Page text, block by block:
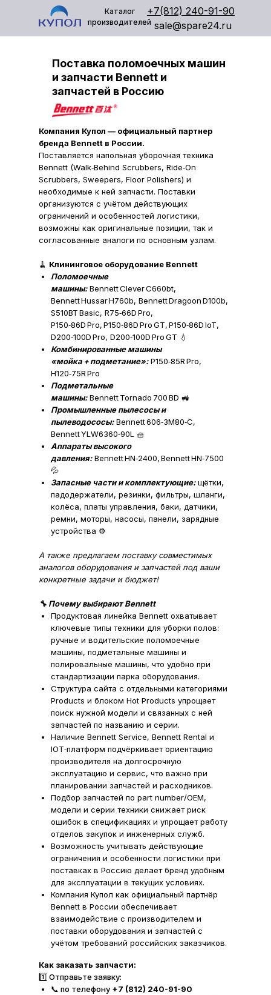
Каталог
производителей sale@spare24.ru
+7(812) 240-91-90
Поставка поломоечных машин
и запчасти Bennett и
запчастей в Россию
Как заказать запчасти:
1️⃣ Отправьте заявку:
📞 по телефону +7 (812) 240-91-90
Компания Купол — официальный партнер
бренда Bennett в России.
Поставляется напольная уборочная техника
Bennett (Walk‑Behind Scrubbers, Ride‑On
Scrubbers, Sweepers, Floor Polishers) и
необходимые к ней запчасти. Поставки
организуются с учётом действующих
ограничений и особенностей логистики,
возможны как оригинальные позиции, так и
согласованные аналоги по основным узлам.
🧹 Клининговое оборудование Bennett
Поломоечные
машины:Bennett Clever C660bt,
Bennett Hussar H760b, Bennett Dragoon D100b,
S510BT Basic, R75‑66D Pro,
P150‑86D Pro, P150‑86D Pro GT, P150‑86D IoT,
D200‑100D Pro, D200‑100D Pro GT 💧
Комбинированные машины
«мойка + подметание»:P150‑85R Pro,
H120‑75R Pro
Подметальные
машины:Bennett Tornado 700 BD 🚜
Промышленные пылесосы и
пылеводососы:Bennett 606‑3M80‑C,
Bennett YLW6360‑90L 🧺
Аппараты высокого
давления:Bennett HN‑2400, Bennett HN‑7500
💦
Запасные части и комплектующие:щётки,
падодержатели, резинки, фильтры, шланги,
колёса, платы управления, баки, датчики,
ремни, моторы, насосы, панели, зарядные
устройства ⚙️
А также предлагаем поставку совместимых
аналогов оборудования и запчастей под ваши
конкретные задачи и бюджет!
🔧 Почему выбирают Bennett
Продуктовая линейка Bennett охватывает
ключевые типы техники для уборки полов:
ручные и водительские поломоечные
машины, подметальные машины и
полировальные машины, что удобно при
стандартизации парка оборудования.
Структура сайта с отдельными категориями
Products и блоком Hot Products упрощает
поиск нужной модели и связанных с ней
запчастей по названию и серии.
Наличие Bennett Service, Bennett Rental и
IOT‑платформ подчёркивает ориентацию
производителя на долгосрочную
эксплуатацию и сервис, что важно при
планировании запчастей и расходников.
Подбор запчастей по part number/OEM,
модели и серии техники снижает риск
ошибок в спецификациях и упрощает работу
отделов закупок и инженерных служб.
Возможность учитывать действующие
ограничения и особенности логистики при
поставках в Россию делает бренд удобным
для эксплуатации в текущих условиях.
Компания Купол как официальный партнёр
Bennett в России обеспечивает
взаимодействие с производителем и
поставки оборудования и запчастей с
учётом требований российских заказчиков.